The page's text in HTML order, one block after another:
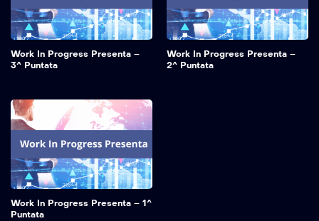
Work In Progress Presenta –
3^ Puntata
Work In Progress Presenta –
2^ Puntata
Work In Progress Presenta – 1^
Puntata